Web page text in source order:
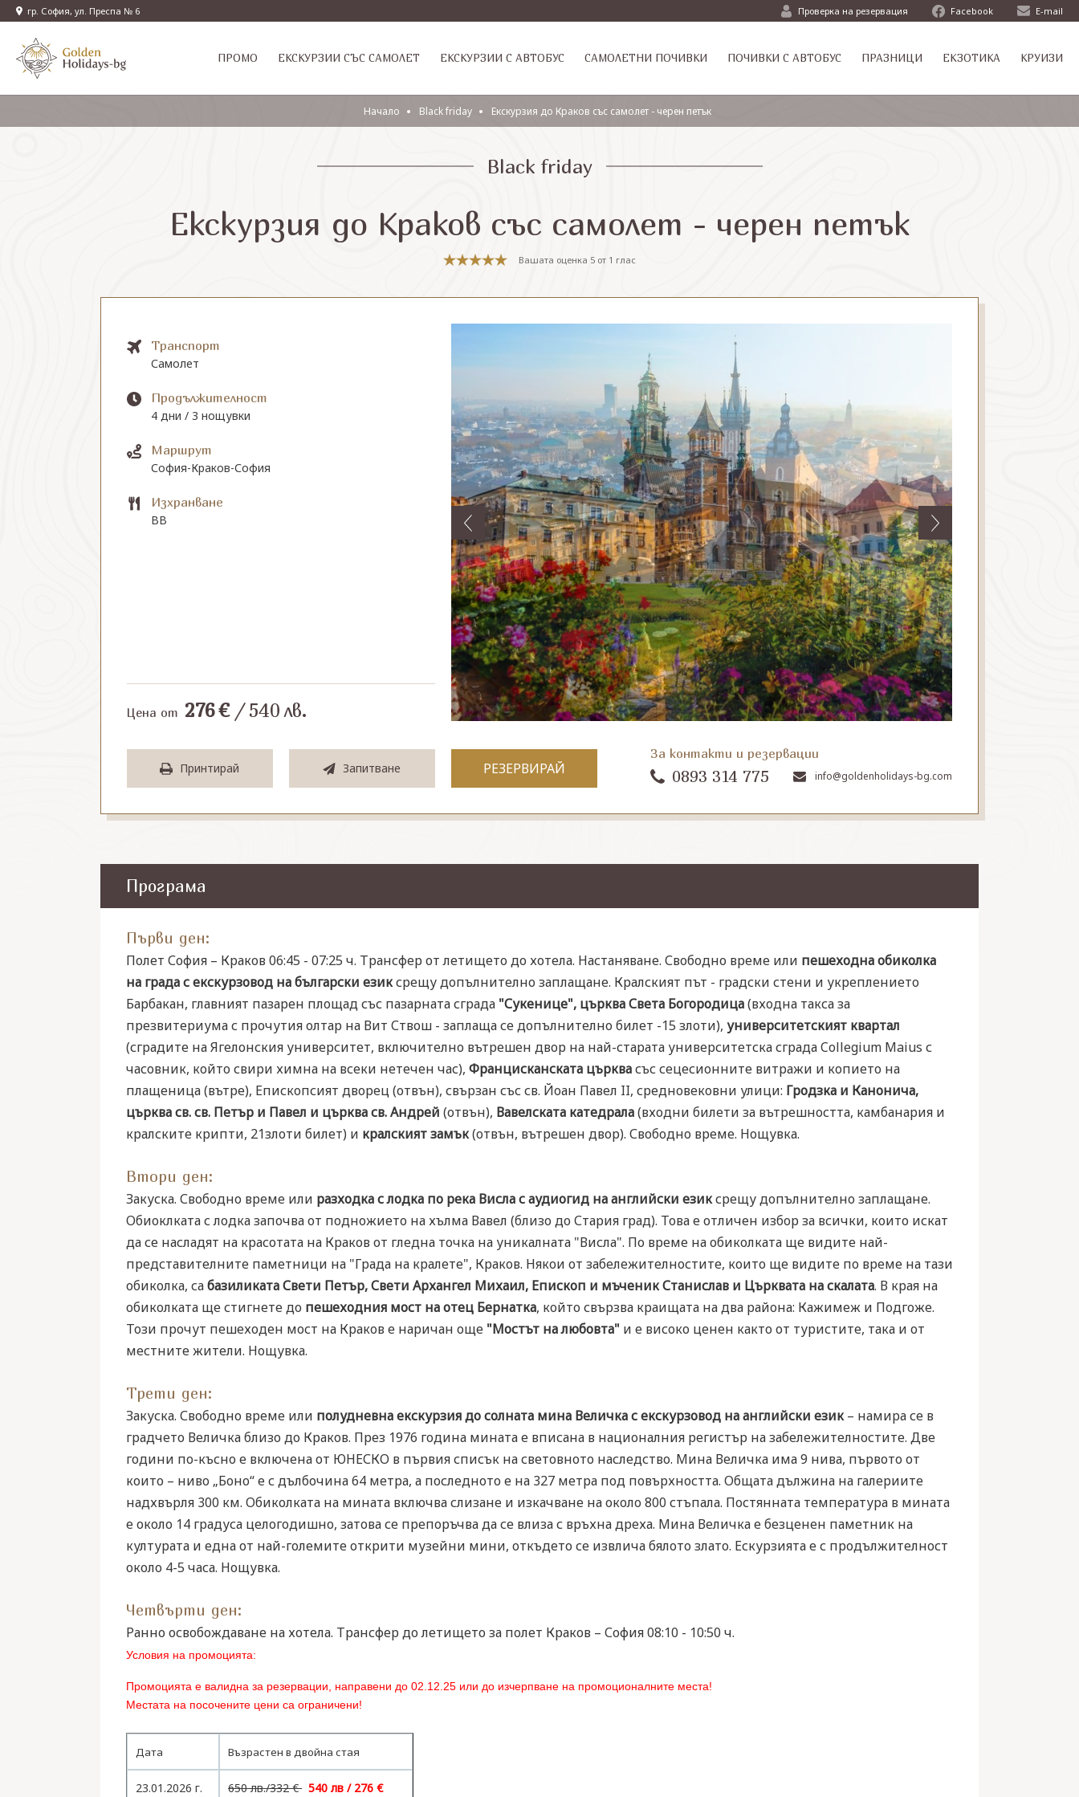
гр. София, ул. Преспа № 6 Проверка на резервация Facebook E-mail
ПРОМО EКСКУРЗИИ СЪС САМОЛЕТ ЕКСКУРЗИИ С АВТОБУС САМОЛЕТНИ ПОЧИВКИ ПОЧИВКИ С АВТОБУС ПРАЗНИЦИ ЕКЗОТИКА КРУИЗИ
Начало Black friday Екскурзия до Краков със самолет - черен петък
Black friday
Екскурзия до Краков със самолет - черен петък
Вашата оценка 5 от 1 глас
Транспорт
Самолет
Продължителност
4 дни / 3 нощувки
Маршрут
София-Краков-София
Изхранване
BB
Цена от 276€/540 лв.
Принтирай Запитване РЕЗЕРВИРАЙ
За контакти и резервации
0893 314 775 info@goldenholidays-bg.com
Програма
Първи ден:
Полет София – Краков 06:45 - 07:25 ч. Трансфер от летището до хотела. Настаняване. Свободно време или пешеходна обиколка
на града с екскурзовод на български езиксрещу допълнително заплащане. Кралският път - градски стени и укреплението
Барбакан, главният пазарен площад със пазарната сграда "Сукенице", църква Света Богородица(входна такса за
презвитериума с прочутия олтар на Вит Ствош - заплаща се допълнително билет -15 злоти), университетският квартал
(сградите на Ягелонския университет, включително вътрешен двор на най-старата университетска сграда Collegium Maius с
часовник, който свири химна на всеки нетечен час), Францисканската църквасъс сецесионните витражи и копието на
плащеница (вътре), Епископсият дворец (отвън), свързан със св. Йоан Павел II, средновековни улици: Гродзка и Канонича,
църква св. св. Петър и Павел и църква св. Андрей (отвън), Вавелската катедрала(входни билети за вътрешността, камбанария и
кралските крипти, 21злоти билет) и кралският замък(отвън, вътрешен двор). Свободно време. Нощувка.
Втори ден:
Закуска. Свободно време или разходка с лодка по река Висла с аудиогид на английски езиксрещу допълнително заплащане.
Обиоклката с лодка започва от подножието на хълма Вавел (близо до Стария град). Това е отличен избор за всички, които искат
да се насладят на красотата на Краков от гледна точка на уникалната "Висла". По време на обиколката ще видите най-
представителните паметници на "Града на кралете", Краков. Някои от забележителностите, които ще видите по време на тази
обиколка, сабазиликата Свети Петър, Свети Архангел Михаил, Епископ и мъченик Станислав и Църквата на скалата. В края на
обиколката ще стигнете до пешеходния мост на отец Бернатка, който свързва краищата на два района: Кажимеж и Подгоже.
Този прочут пешеходен мост на Краков е наричан още "Мостът на любовта" и е високо ценен както от туристите, така и от
местните жители. Нощувка.
Трети ден:
Закуска. Свободно време или полудневна екскурзия до солната мина Величка с екскурзовод на английски език– намира се в
градчето Величка близо до Краков. През 1976 година мината е вписана в националния регистър на забележителностите. Две
години по-късно е включена от ЮНЕСКО в първия списък на световното наследство. Мина Величка има 9 нива, първото от
които – ниво „Боно“ е с дълбочина 64 метра, а последното е на 327 метра под повърхността. Общата дължина на галериите
надхвърля 300 км. Обиколката на мината включва слизане и изкачване на около 800 стъпала. Постянната температура в мината
е около 14 градуса целогодишно, затова се препоръчва да се влиза с връхна дреха. Мина Величка е безценен паметник на
културата и една от най-големите открити музейни мини, откъдето се извлича бялото злато. Ескурзията е с продължителност
около 4-5 часа. Нощувка.
Четвърти ден:
Ранно освобождаване на хотела. Трансфер до летището за полет Краков – София 08:10 - 10:50 ч.
Условия на промоцията:
Промоцията е валидна за резервации, направени до02 .12.25или до изчерпване на промоционалните места!
Местата на посочените цени са ограничени!
Дата Възрастен в двойна стая
23.01.2026 г. 650 лв./332 € 540 лв / 276 €